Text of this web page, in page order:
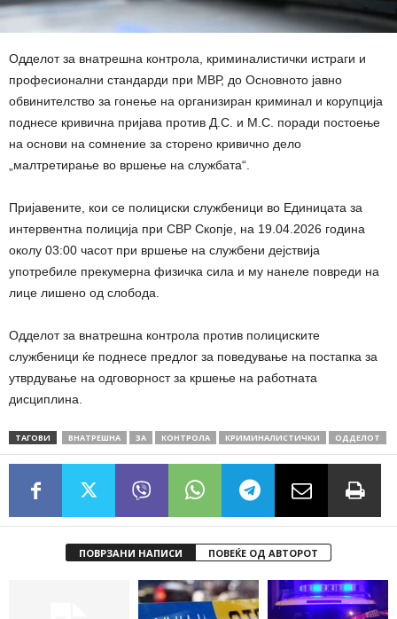
Одделот за внатрешна контрола, криминалистички истраги и
професионални стандарди при МВР, до Основното јавно
обвинителство за гонење на организиран криминал и корупција
поднесе кривична пријава против Д.С. и М.С. поради постоење
на основи на сомнение за сторено кривично дело
„малтретирање во вршење на службата“.
Пријавените, кои се полициски службеници во Единицата за
интервентна полиција при СВР Скопје, на 19.04.2026 година
околу 03:00 часот при вршење на службени дејствија
употребиле прекумерна физичка сила и му нанеле повреди на
лице лишено од слобода.
Одделот за внатрешна контрола против полициските
службеници ќе поднесе предлог за поведување на постапка за
утврдување на одговорност за кршење на работната
дисциплина.
ТАГОВИ ВНАТРЕШНА ЗА КОНТРОЛА КРИМИНАЛИСТИЧКИ ОДДЕЛОТ
ПОВРЗАНИ НАПИСИ ПОВЕЌЕ ОД АВТОРОТ